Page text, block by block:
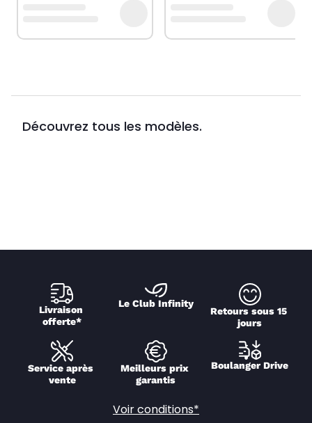
Découvrez tous les modèles.
Livraison
offerte*
Le Club Infinity
Retours sous 15
jours
Service après
vente
Meilleurs prix
garantis
Boulanger Drive
Voir conditions*